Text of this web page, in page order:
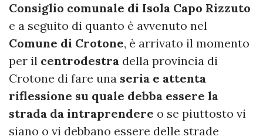
Consiglio comunale di Isola Capo Rizzuto
e a seguito di quanto è avvenuto nel
Comune di Crotone, è arrivato il momento
per il centrodestra della provincia di
Crotone di fare una seria e attenta
riflessione su quale debba essere la
strada da intraprendere o se piuttosto vi
siano o vi debbano essere delle strade